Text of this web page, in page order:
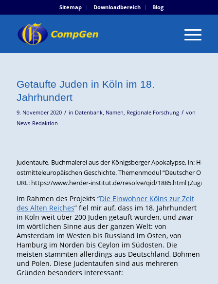
Sitemap Downloadbereich Blog
Getaufte Juden in Köln im 18.
Jahrhundert
9. November 2020 / in Datenbank, Namen, Regionale Forschung / von
News-Redaktion
Judentaufe, Buchmalerei aus der Königsberger Apokalypse, in:
ostmitteleuropäischen Geschichte. Themenmodul “Deutscher
URL: https://www.herder-institut.de/resolve/qid/1885.html (Zugriff
Im Rahmen des Projekts “Die Einwohner Kölns zur Zeit
des Alten Reiches” fiel mir auf, dass im 18. Jahrhundert
in Köln weit über 200 Juden getauft wurden, und zwar
im wörtlichen Sinne aus der ganzen Welt: von
Amsterdam im Westen bis Russland im Osten, von
Hamburg im Norden bis Ceylon im Südosten. Die
meisten stammten allerdings aus Deutschland, Böhmen
und Polen. Diese Judentaufen sind aus mehreren
Gründen besonders interessant: